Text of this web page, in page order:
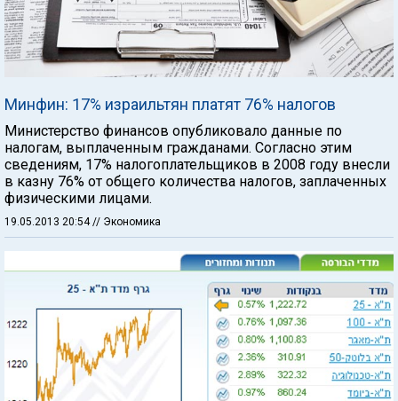
Минфин: 17% израильтян платят 76% налогов
Министерство финансов опубликовало данные по
налогам, выплаченным гражданами. Согласно этим
сведениям, 17% налогоплательщиков в 2008 году внесли
в казну 76% от общего количества налогов, заплаченных
физическими лицами.
19.05.2013 20:54// Экономика